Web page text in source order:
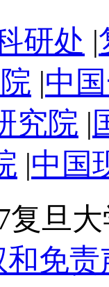
研处 |
|中
究院 |
|中国
复旦
和免责